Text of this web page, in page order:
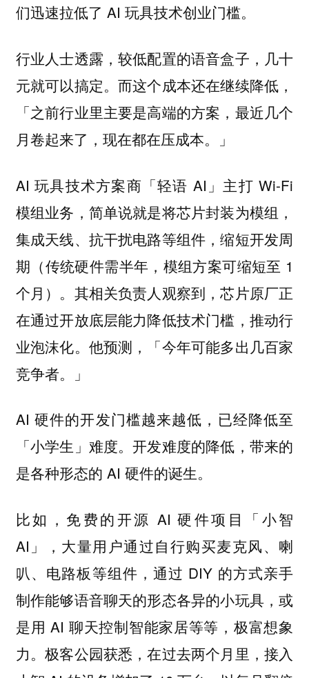
们迅速拉低了 AI 玩具技术创业门槛。
行业人士透露，较低配置的语音盒子，几十
元就可以搞定。而这个成本还在继续降低，
「之前行业里主要是高端的方案，最近几个
月卷起来了，现在都在压成本。」
AI 玩具技术方案商「轻语 AI」主打 Wi-Fi
模组业务，简单说就是将芯片封装为模组，
集成天线、抗干扰电路等组件，缩短开发周
期（传统硬件需半年，模组方案可缩短至 1
个月）。其相关负责人观察到，芯片原厂正
在通过开放底层能力降低技术门槛，推动行
业泡沫化。他预测，「今年可能多出几百家
竞争者。」
AI 硬件的开发门槛越来越低，已经降低至
「小学生」难度。开发难度的降低，带来的
是各种形态的 AI 硬件的诞生。
比如，免费的开源 AI 硬件项目「小智
AI」，大量用户通过自行购买麦克风、喇
叭、电路板等组件，通过 DIY 的方式亲手
制作能够语音聊天的形态各异的小玩具，或
是用 AI 聊天控制智能家居等等，极富想象
力。极客公园获悉，在过去两个月里，接入